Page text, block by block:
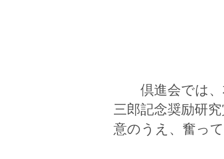
倶進会では、
三郎記念奨励研
意のうえ、奮っ